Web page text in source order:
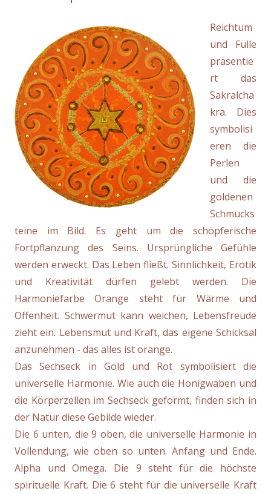
Reichtum
und Fülle
präsentie
rt das
Sakralcha
kra. Dies
symbolisi
eren die
Perlen
und die
goldenen
Schmucks
teine im Bild. Es geht um die schöpferische
Fortpflanzung des Seins. Ursprüngliche Gefühle
werden erweckt. Das Leben fließt. Sinnlichkeit, Erotik
und Kreativität dürfen gelebt werden. Die
Harmoniefarbe Orange steht für Wärme und
Offenheit. Schwermut kann weichen, Lebensfreude
zieht ein. Lebensmut und Kraft, das eigene Schicksal
anzunehmen - das alles ist orange.
Das Sechseck in Gold und Rot symbolisiert die
universelle Harmonie. Wie auch die Honigwaben und
die Körperzellen im Sechseck geformt, finden sich in
der Natur diese Gebilde wieder.
Die 6 unten, die 9 oben, die universelle Harmonie in
Vollendung, wie oben so unten. Anfang und Ende.
Alpha und Omega. Die 9 steht für die höchste
spirituelle Kraft. Die 6 steht für die universelle Kraft